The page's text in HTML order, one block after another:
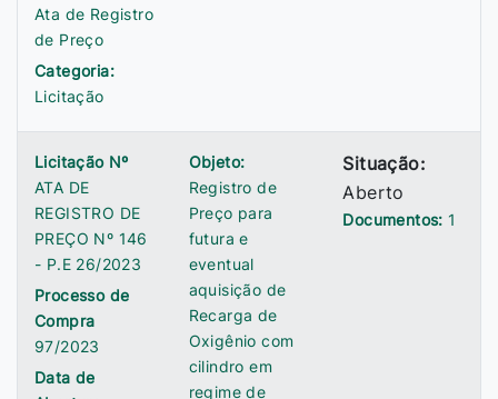
Ata de Registro
de Preço
Categoria:
Licitação
Licitação Nº
ATA DE
REGISTRO DE
PREÇO Nº 146
- P.E 26/2023
Processo de
Compra
97/2023
Data de
Objeto:
Registro de
Preço para
futura e
eventual
aquisição de
Recarga de
Oxigênio com
cilindro em
regime de
Situação:
Aberto
Documentos: 1